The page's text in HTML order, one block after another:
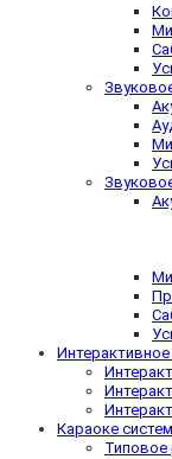
Караоке
Типовое